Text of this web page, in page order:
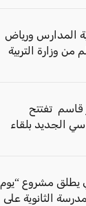
المدارس ورياض
ألف معلم من وزارة التربية
قاسم تفتتح
الجديد بلقاء
أمورهم
يطلق مشروع “يوم
الثانوية على